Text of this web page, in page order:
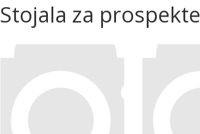
Stojala za prospekte